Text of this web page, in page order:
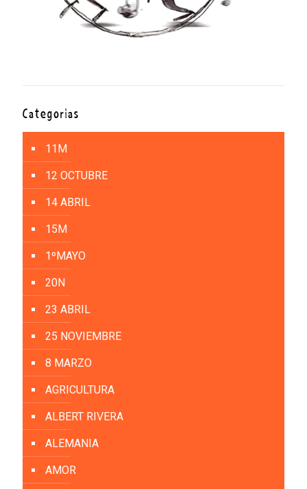
Categorías
11M
12 OCTUBRE
14 ABRIL
15M
1ºMAYO
20N
23 ABRIL
25 NOVIEMBRE
8 MARZO
AGRICULTURA
ALBERT RIVERA
ALEMANIA
AMOR